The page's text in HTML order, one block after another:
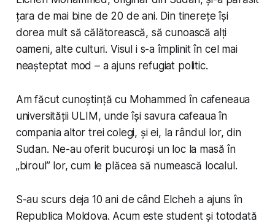
țara de mai bine de 20 de ani. Din tinerețe își
dorea mult să călătorească, să cunoască alți
oameni, alte culturi. Visul i s-a împlinit în cel mai
neașteptat mod – a ajuns refugiat politic.
Am făcut cunoștință cu Mohammed în cafeneaua
universității ULIM, unde își savura cafeaua în
compania altor trei colegi, și ei, la rândul lor, din
Sudan. Ne-au oferit bucuroși un loc la masă în
„biroul” lor, cum le plăcea să numească localul.
S-au scurs deja 10 ani de când Elcheh a ajuns în
Republica Moldova. Acum este student și totodată